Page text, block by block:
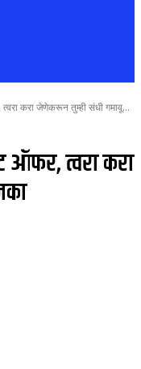
करा जेणेकरून तुम्ही संधी गमावू...
ऑफर, त्वरा करा